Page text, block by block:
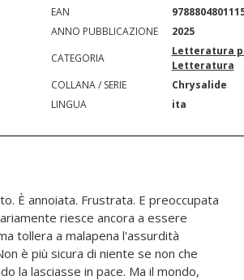
EAN
ANNO PUBBLICAZIONE
2025
CATEGORIA
Letteratura
Letteratura
COLLANA / SERIE
Chrysalide
LINGUA
ita
È annoiata. Frustrata. E preoccupata
riesce ancora a essere
tollera a malapena l'assurdità
è più sicura di niente se non che
la lasciasse in pace. Ma il mondo,
attira nella sua vita un ragazzo di
una volta entrato, sembra non
andarsene. Il che è fastidioso.
perché a Tori non importa
dal "Times" come "Il giovane